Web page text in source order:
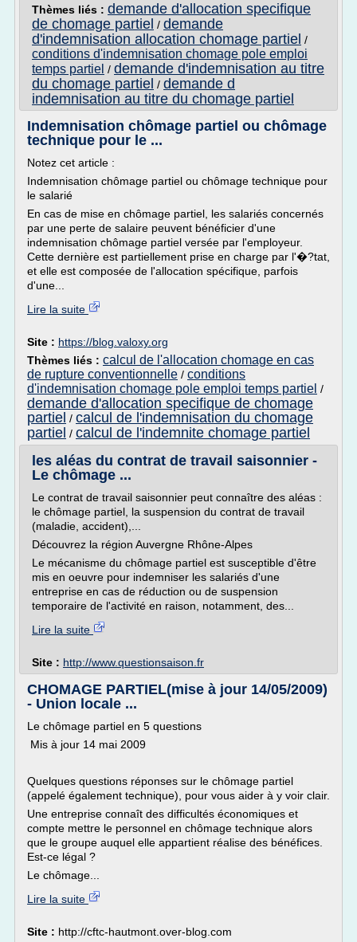
Thèmes liés : demande d'allocation specifique
de chomage partiel / demande
d'indemnisation allocation chomage partiel /
conditions d'indemnisation chomage pole emploi
temps partiel / demande d'indemnisation au titre
du chomage partiel / demande d
indemnisation au titre du chomage partiel
Indemnisation chômage partiel ou chômage
technique pour le ...
Notez cet article :
Indemnisation chômage partiel ou chômage technique pour
le salarié
En cas de mise en chômage partiel, les salariés concernés
par une perte de salaire peuvent bénéficier d'une
indemnisation chômage partiel versée par l'employeur.
Cette dernière est partiellement prise en charge par l'�?tat,
et elle est composée de l'allocation spécifique, parfois
d'une...
Lire la suite
Site : https://blog.valoxy.org
Thèmes liés : calcul de l'allocation chomage en cas
de rupture conventionnelle / conditions
d'indemnisation chomage pole emploi temps partiel /
demande d'allocation specifique de chomage
partiel / calcul de l'indemnisation du chomage
partiel / calcul de l'indemnite chomage partiel
les aléas du contrat de travail saisonnier -
Le chômage ...
Le contrat de travail saisonnier peut connaître des aléas :
le chômage partiel, la suspension du contrat de travail
(maladie, accident),...
Découvrez la région Auvergne Rhône-Alpes
Le mécanisme du chômage partiel est susceptible d'être
mis en oeuvre pour indemniser les salariés d'une
entreprise en cas de réduction ou de suspension
temporaire de l'activité en raison, notamment, des...
Lire la suite
Site : http://www.questionsaison.fr
CHOMAGE PARTIEL(mise à jour 14/05/2009)
- Union locale ...
Le chômage partiel en 5 questions
Mis à jour 14 mai 2009
Quelques questions réponses sur le chômage partiel
(appelé également technique), pour vous aider à y voir clair.
Une entreprise connaît des difficultés économiques et
compte mettre le personnel en chômage technique alors
que le groupe auquel elle appartient réalise des bénéfices.
Est-ce légal ?
Le chômage...
Lire la suite
Site : http://cftc-hautmont.over-blog.com